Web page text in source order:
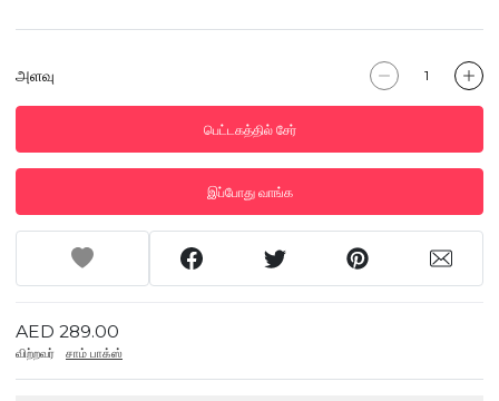
அளவு
பெட்டகத்தில் சேர்
இப்போது வாங்க
AED 289.00
விற்றவர் சாம் பாக்ஸ்